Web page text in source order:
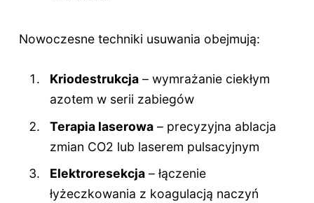
Nowoczesne techniki usuwania obejmują:
Kriodestrukcja – wymrażanie ciekłym
azotem w serii zabiegów
Terapia laserowa – precyzyjna ablacja
zmian CO2 lub laserem pulsacyjnym
Elektroresekcja – łączenie
łyżeczkowania z koagulacją naczyń